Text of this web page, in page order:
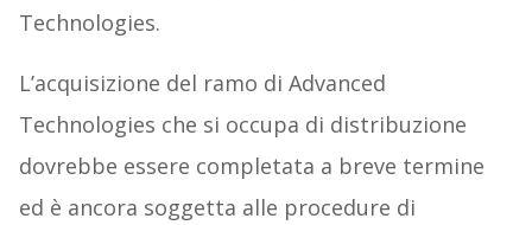
Technologies.
L’acquisizione del ramo di Advanced
Technologies che si occupa di distribuzione
dovrebbe essere completata a breve termine
ed è ancora soggetta alle procedure di